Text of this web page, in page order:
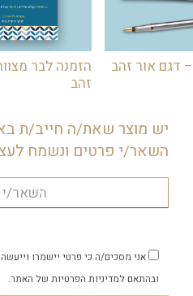
דגם אור זהב
הזמנה לבר
זהב
יש מוצר שאת/ה חייב/ת
השאר/י פרטים ונשמח
אני מסכים/ה כי פרטי יישמרו
ובהתאם למדיניות הפרטיות של האתר.